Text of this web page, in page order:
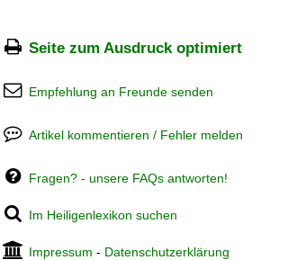
Seite zum Ausdruck optimiert
Empfehlung an Freunde senden
Artikel kommentieren / Fehler melden
Fragen? - unsere FAQs antworten!
Im Heiligenlexikon suchen
Impressum - Datenschutzerklärung